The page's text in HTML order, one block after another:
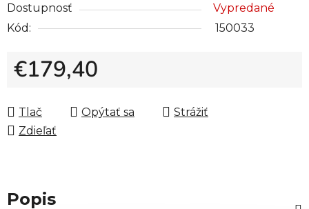
Dostupnosť
Vypredané
Kód:
150033
€179,40
Tlač
Opýtať sa
Strážiť
Zdieľať
Popis